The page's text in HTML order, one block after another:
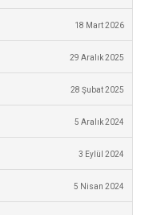
18 Mart 2026
29 Aralık 2025
28 Şubat 2025
5 Aralık 2024
3 Eylül 2024
5 Nisan 2024